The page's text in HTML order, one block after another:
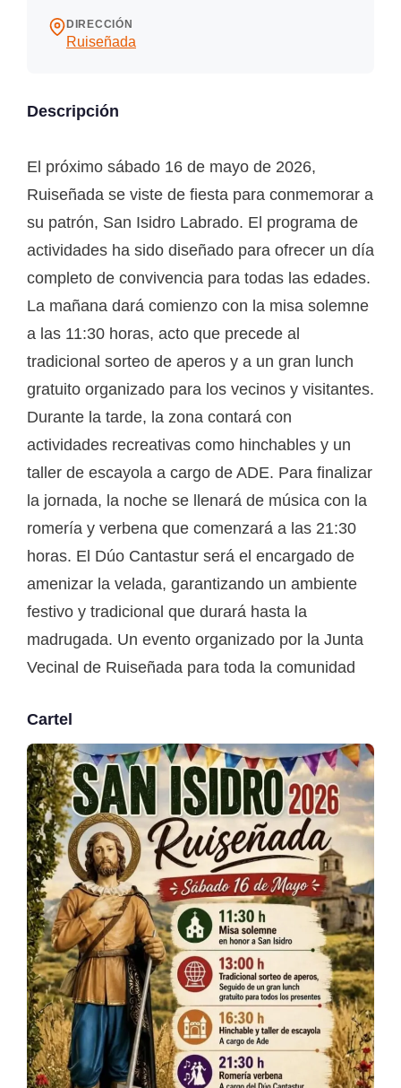
DIRECCIÓN
Ruiseñada
Descripción
El próximo sábado 16 de mayo de 2026,
Ruiseñada se viste de fiesta para conmemorar a
su patrón, San Isidro Labrado. El programa de
actividades ha sido diseñado para ofrecer un día
completo de convivencia para todas las edades.
La mañana dará comienzo con la misa solemne
a las 11:30 horas, acto que precede al
tradicional sorteo de aperos y a un gran lunch
gratuito organizado para los vecinos y visitantes.
Durante la tarde, la zona contará con
actividades recreativas como hinchables y un
taller de escayola a cargo de ADE. Para finalizar
la jornada, la noche se llenará de música con la
romería y verbena que comenzará a las 21:30
horas. El Dúo Cantastur será el encargado de
amenizar la velada, garantizando un ambiente
festivo y tradicional que durará hasta la
madrugada. Un evento organizado por la Junta
Vecinal de Ruiseñada para toda la comunidad
Cartel